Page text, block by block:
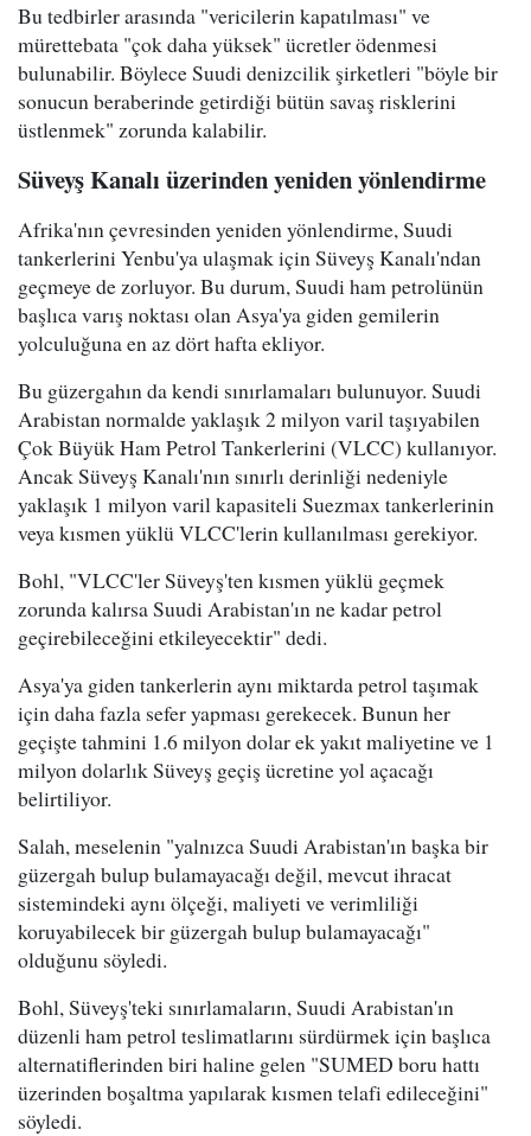
Bu tedbirler arasında "vericilerin kapatılması" ve
mürettebata "çok daha yüksek" ücretler ödenmesi
bulunabilir. Böylece Suudi denizcilik şirketleri "böyle bir
sonucun beraberinde getirdiği bütün savaş risklerini
üstlenmek" zorunda kalabilir.
Süveyş Kanalı üzerinden yeniden yönlendirme
Afrika'nın çevresinden yeniden yönlendirme, Suudi
tankerlerini Yenbu'ya ulaşmak için Süveyş Kanalı'ndan
geçmeye de zorluyor. Bu durum, Suudi ham petrolünün
başlıca varış noktası olan Asya'ya giden gemilerin
yolculuğuna en az dört hafta ekliyor.
Bu güzergahın da kendi sınırlamaları bulunuyor. Suudi
Arabistan normalde yaklaşık 2 milyon varil taşıyabilen
Çok Büyük Ham Petrol Tankerlerini (VLCC) kullanıyor.
Ancak Süveyş Kanalı'nın sınırlı derinliği nedeniyle
yaklaşık 1 milyon varil kapasiteli Suezmax tankerlerinin
veya kısmen yüklü VLCC'lerin kullanılması gerekiyor.
Bohl, "VLCC'ler Süveyş'ten kısmen yüklü geçmek
zorunda kalırsa Suudi Arabistan'ın ne kadar petrol
geçirebileceğini etkileyecektir" dedi.
Asya'ya giden tankerlerin aynı miktarda petrol taşımak
için daha fazla sefer yapması gerekecek. Bunun her
geçişte tahmini 1.6 milyon dolar ek yakıt maliyetine ve 1
milyon dolarlık Süveyş geçiş ücretine yol açacağı
belirtiliyor.
Salah, meselenin "yalnızca Suudi Arabistan'ın başka bir
güzergah bulup bulamayacağı değil, mevcut ihracat
sistemindeki aynı ölçeği, maliyeti ve verimliliği
koruyabilecek bir güzergah bulup bulamayacağı"
olduğunu söyledi.
Bohl, Süveyş'teki sınırlamaların, Suudi Arabistan'ın
düzenli ham petrol teslimatlarını sürdürmek için başlıca
alternatiflerinden biri haline gelen "SUMED boru hattı
üzerinden boşaltma yapılarak kısmen telafi edileceğini"
söyledi.